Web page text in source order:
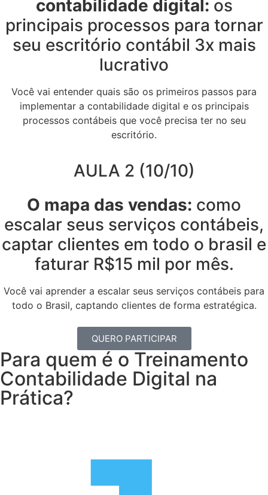
contabilidade digital: os
principais processos para tornar
seu escritório contábil 3x mais
lucrativo
Você vai entender quais são os primeiros passos para
implementar a contabilidade digital e os principais
processos contábeis que você precisa ter no seu
escritório.
AULA 2 (10/10)
O mapa das vendas: como
escalar seus serviços contábeis,
captar clientes em todo o brasil e
faturar R$15 mil por mês.
Você vai aprender a escalar seus serviços contábeis para
todo o Brasil, captando clientes de forma estratégica.
QUERO PARTICIPAR
Para quem é o Treinamento
Contabilidade Digital na
Prática?